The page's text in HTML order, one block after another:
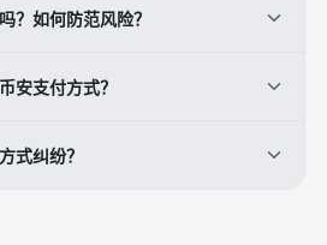
以解锁更高额度。
避免订单取消。平台提供纠纷仲裁机
卡单笔最高5000 USD；银行转账
）。用户可在广告详情或'钱包'页面
？如何防范风险？
户，勿泄露私钥，避免公共WiFi操
APP版本，并绑定邮箱监控异常。
安支付方式？
Neteller。信用卡适用于即时买
式纠纷？